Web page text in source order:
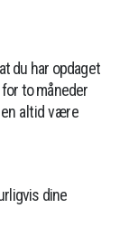
du har opdaget
to måneder
altid være
dine